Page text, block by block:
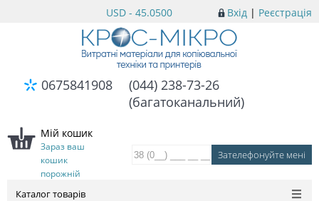
Вхід | Реєстрація
USD - 45.0500
0675841908
(044) 238-73-26
(багатоканальний)
Мій кошик
Зараз ваш
кошик
порожній
Каталог товарів